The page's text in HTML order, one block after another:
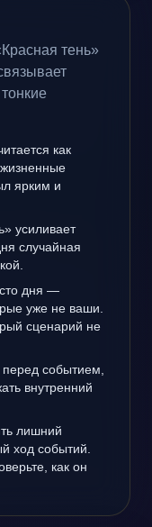
тень»
как
ярким и
усиливает
случайная
дня —
уже не ваши.
сценарий не
событием,
внутренний
лишний
ход событий.
как он